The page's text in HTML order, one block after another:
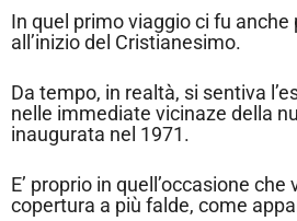
In quel primo viaggio ci fu
all’inizio del Cristianesimo.
Da tempo, in realtà, si sentiva
nelle immediate vicinaze della
inaugurata nel 1971.
E’ proprio in quell’occasione
copertura a più falde, come